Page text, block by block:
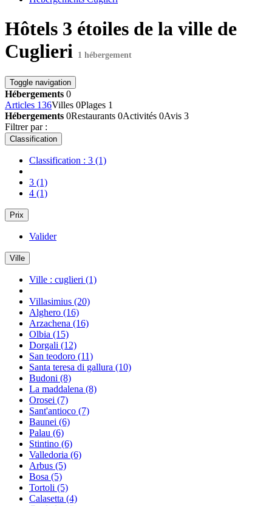
Hôtels 3 étoiles de la ville de
Cuglieri 1 hébergement
Toggle navigation
Hébergements 0
Articles 136Villes 0Plages 1
Hébergements 0Restaurants 0Activités 0Avis 3
Filtrer par :
Classification
Classification : 3 (1)
3 (1)
4 (1)
Prix
Valider
Ville
Ville : cuglieri (1)
Villasimius (20)
Alghero (16)
Arzachena (16)
Olbia (15)
Dorgali (12)
San teodoro (11)
Santa teresa di gallura (10)
Budoni (8)
La maddalena (8)
Orosei (7)
Sant'antioco (7)
Baunei (6)
Palau (6)
Stintino (6)
Valledoria (6)
Arbus (5)
Bosa (5)
Tortoli (5)
Calasetta (4)